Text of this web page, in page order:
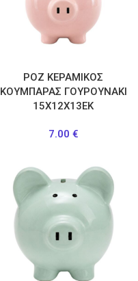
ΡΟΖ ΚΕΡΑΜΙΚΟΣ
ΚΟΥΜΠΑΡΑΣ ΓΟΥΡΟΥΝΑΚΙ
15Χ12Χ13ΕΚ
7.00 €